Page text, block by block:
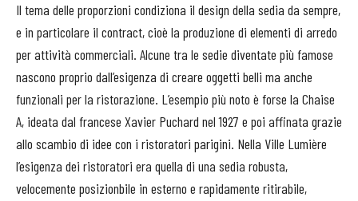
Il tema delle proporzioni condiziona il design della sedia da sempre,
e in particolare il contract, cioè la produzione di elementi di arredo
per attività commerciali. Alcune tra le sedie diventate più famose
nascono proprio dall’esigenza di creare oggetti belli ma anche
funzionali per la ristorazione. L’esempio più noto è forse la Chaise
A, ideata dal francese Xavier Puchard nel 1927 e poi affinata grazie
allo scambio di idee con i ristoratori parigini. Nella Ville Lumière
l’esigenza dei ristoratori era quella di una sedia robusta,
velocemente posizionbile in esterno e rapidamente ritirabile,